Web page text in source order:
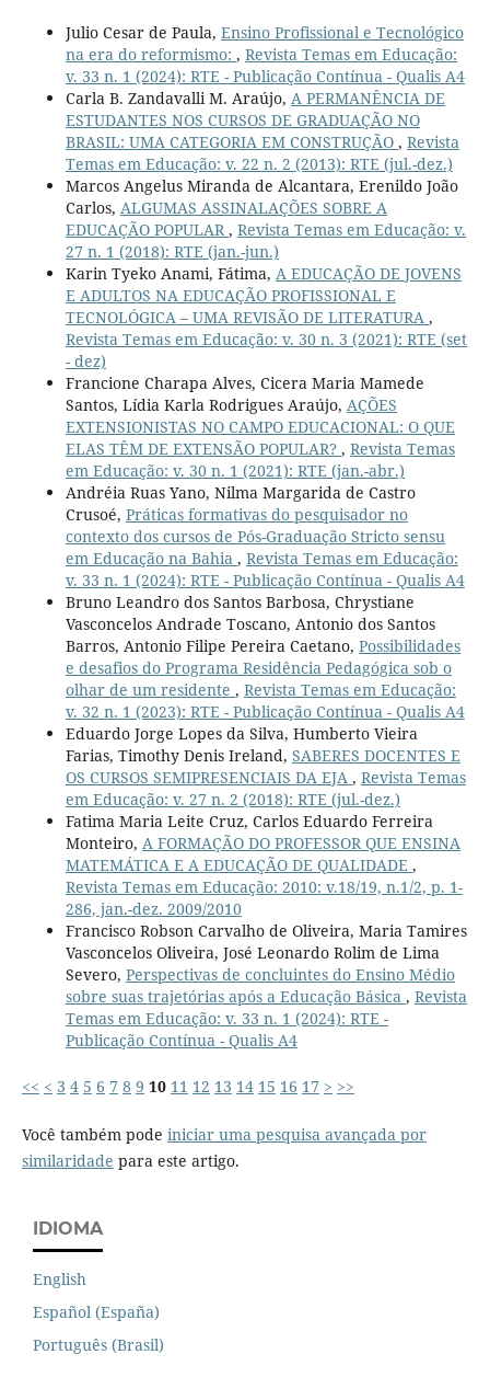
Julio Cesar de Paula, Ensino Profissional e Tecnológico
na era do reformismo: , Revista Temas em Educação:
v. 33 n. 1 (2024): RTE - Publicação Contínua - Qualis A4
Carla B. Zandavalli M. Araújo, A PERMANÊNCIA DE
ESTUDANTES NOS CURSOS DE GRADUAÇÃO NO
BRASIL: UMA CATEGORIA EM CONSTRUÇÃO , Revista
Temas em Educação: v. 22 n. 2 (2013): RTE (jul.-dez.)
Marcos Angelus Miranda de Alcantara, Erenildo João
Carlos, ALGUMAS ASSINALAÇÕES SOBRE A
EDUCAÇÃO POPULAR, Revista Temas em Educação: v.
27 n. 1 (2018): RTE (jan.-jun.)
Karin Tyeko Anami, Fátima, A EDUCAÇÃO DE JOVENS
E ADULTOS NA EDUCAÇÃO PROFISSIONAL E
TECNOLÓGICA – UMA REVISÃO DE LITERATURA ,
Revista Temas em Educação: v. 30 n. 3 (2021): RTE (set
- dez)
Francione Charapa Alves, Cicera Maria Mamede
Santos, Lídia Karla Rodrigues Araújo, AÇÕES
EXTENSIONISTAS NO CAMPO EDUCACIONAL: O QUE
ELAS TÊM DE EXTENSÃO POPULAR? , Revista Temas
em Educação: v. 30 n. 1 (2021): RTE (jan.-abr.)
Andréia Ruas Yano, Nilma Margarida de Castro
Crusoé, Práticas formativas do pesquisador no
contexto dos cursos de Pós-Graduação Stricto sensu
em Educação na Bahia , Revista Temas em Educação:
v. 33 n. 1 (2024): RTE - Publicação Contínua - Qualis A4
Bruno Leandro dos Santos Barbosa, Chrystiane
Vasconcelos Andrade Toscano, Antonio dos Santos
Barros, Antonio Filipe Pereira Caetano, Possibilidades
e desafios do Programa Residência Pedagógica sob o
olhar de um residente , Revista Temas em Educação:
v. 32 n. 1 (2023): RTE - Publicação Contínua - Qualis A4
Eduardo Jorge Lopes da Silva, Humberto Vieira
Farias, Timothy Denis Ireland, SABERES DOCENTES E
OS CURSOS SEMIPRESENCIAIS DA EJA , Revista Temas
em Educação: v. 27 n. 2 (2018): RTE (jul.-dez.)
Fatima Maria Leite Cruz, Carlos Eduardo Ferreira
Monteiro, A FORMAÇÃO DO PROFESSOR QUE ENSINA
MATEMÁTICA E A EDUCAÇÃO DE QUALIDADE ,
Revista Temas em Educação: 2010: v.18/19, n.1/2, p. 1-
286, jan.-dez. 2009/2010
Francisco Robson Carvalho de Oliveira, Maria Tamires
Vasconcelos Oliveira, José Leonardo Rolim de Lima
Severo, Perspectivas de concluintes do Ensino Médio
sobre suas trajetórias após a Educação Básica , Revista
Temas em Educação: v. 33 n. 1 (2024): RTE -
Publicação Contínua - Qualis A4
<< < 3 4 5 6 7 8 9 10 11 12 13 14 15 16 17 > >>
Você também pode iniciar uma pesquisa avançada por
similaridade para este artigo.
IDIOMA
English
Español (España)
Português (Brasil)